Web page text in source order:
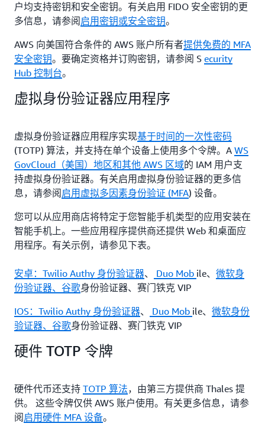
户均支持密钥和安全密钥。有关启用 FIDO 安全密钥的更
多信息，请参阅启用密钥或安全密钥。
AWS 向美国符合条件的 AWS 账户所有者提供免费的 MFA
安全密钥。要确定资格并订购密钥，请参阅 S ecurity
Hub 控制台。
虚拟身份验证器应用程序
虚拟身份验证器应用程序实现基于时间的一次性密码
(TOTP) 算法，并支持在单个设备上使用多个令牌。A WS
GovCloud（美国）地区和其他 AWS 区域的 IAM 用户支
持虚拟身份验证器。有关启用虚拟身份验证器的更多信
息，请参阅启用虚拟多因素身份验证 (MFA) 设备。
您可以从应用商店将特定于您智能手机类型的应用安装在
智能手机上。一些应用程序提供商还提供 Web 和桌面应
用程序。有关示例，请参见下表。
安卓： Twilio Authy 身份验证器、 Duo Mob ile、 微软身
份验证器、 谷歌身份验证器、赛门铁克 VIP
IOS： Twilio Authy 身份验证器、 Duo Mob ile、 微软身份
验证器、 谷歌身份验证器、赛门铁克 VIP
硬件 TOTP 令牌
硬件代币还支持 TOTP 算法，由第三方提供商 Thales 提
供。 这些令牌仅供 AWS 账户使用。有关更多信息，请参
阅启用硬件 MFA 设备。